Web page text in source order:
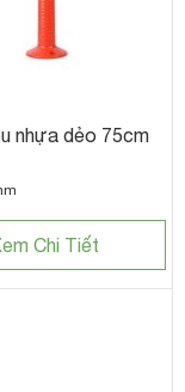
nhựa dẻo 75cm
Chi Tiết